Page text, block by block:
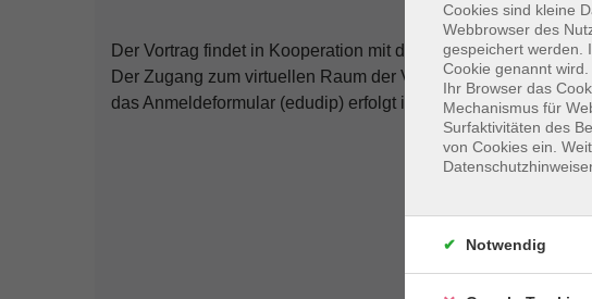
Der Vortrag findet in Kooperation mit der Energieberatung
Der Zugang zum virtuellen Raum der Veranstaltung ist erst
das Anmeldeformular (edudip) erfolgt ist.
Cookies sind kleine
Webbrowser des
gespeichert werden.
Cookie genannt
Ihr Browser das
Mechanismus für
Surfaktivitäten des
von Cookies ein.
Notwendig